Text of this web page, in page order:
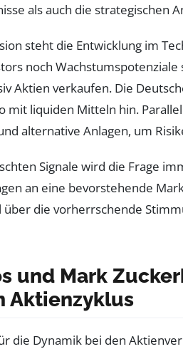
als auch die strategischen
steht die Entwicklung im
noch
Aktien verkaufen. Die
mit liquiden Mitteln hin.
alternative Anlagen, um
Signale wird die Frage
an eine bevorstehende
die vorherrschende
und Mark
Aktienzyklus
die Dynamik bei den